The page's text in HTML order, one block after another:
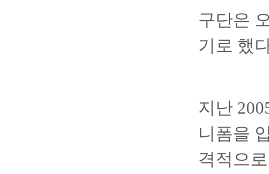
구단은
기로 했
지난
니폼을
격적으